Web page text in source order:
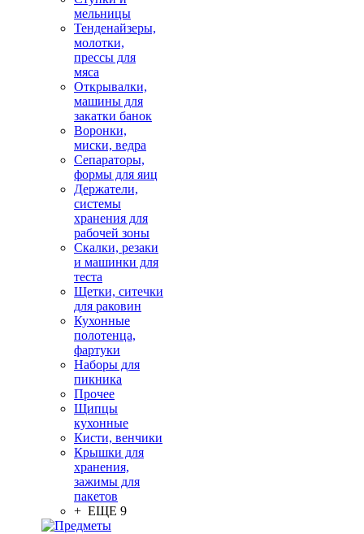
мельницы
Тенденайзеры,
молотки,
прессы для
мяса
Открывалки,
машины для
закатки банок
Воронки,
миски, ведра
Сепараторы,
формы для яиц
Держатели,
системы
хранения для
рабочей зоны
Скалки, резаки
и машинки для
теста
Щетки, ситечки
для раковин
Кухонные
полотенца,
фартуки
Наборы для
пикника
Прочее
Щипцы
кухонные
Кисти, венчики
Крышки для
хранения,
зажимы для
пакетов
+ ЕЩЕ 9